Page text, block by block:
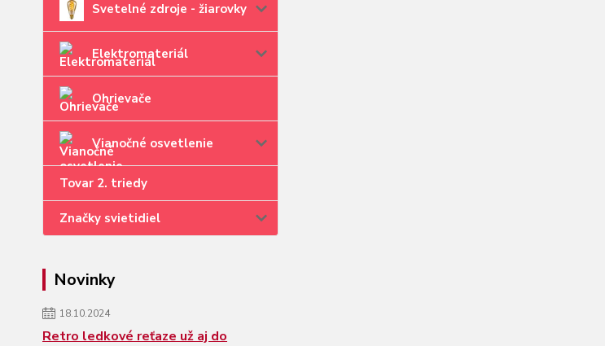
Svetelné zdroje - žiarovky
Elektromateriál
Ohrievače
Vianočné osvetlenie
Tovar 2. triedy
Značky svietidiel
Novinky
18.10.2024
Retro ledkové reťaze už aj do